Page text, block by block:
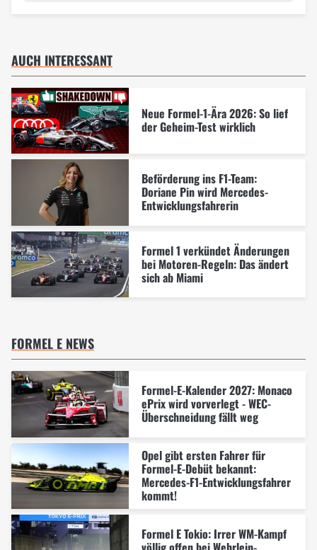
AUCH INTERESSANT
Neue Formel-1-Ära 2026: So lief
der Geheim-Test wirklich
Beförderung ins F1-Team:
Doriane Pin wird Mercedes-
Entwicklungsfahrerin
Formel 1 verkündet Änderungen
bei Motoren-Regeln: Das ändert
sich ab Miami
FORMEL E NEWS
Formel-E-Kalender 2027: Monaco
ePrix wird vorverlegt - WEC-
Überschneidung fällt weg
Opel gibt ersten Fahrer für
Formel-E-Debüt bekannt:
Mercedes-F1-Entwicklungsfahrer
kommt!
Formel E Tokio: Irrer WM-Kampf